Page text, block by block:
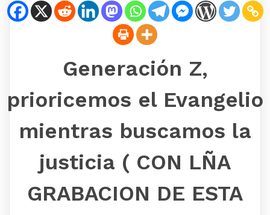
Generación Z,
prioricemos el Evangelio
mientras buscamos la
justicia ( CON LÑA
GRABACION DE ESTA